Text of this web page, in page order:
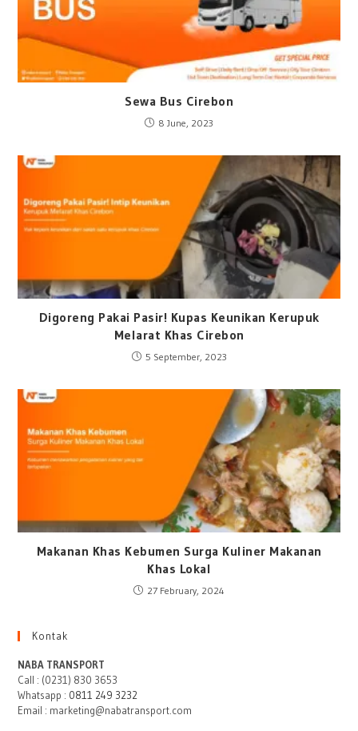
Sewa Bus Cirebon
8 June, 2023
Digoreng Pakai Pasir! Kupas Keunikan Kerupuk
Melarat Khas Cirebon
5 September, 2023
Makanan Khas Kebumen Surga Kuliner Makanan
Khas Lokal
27 February, 2024
Kontak
NABA TRANSPORT
Call : (0231) 830 3653
Whatsapp : 0811 249 3232
Email : marketing@nabatransport.com